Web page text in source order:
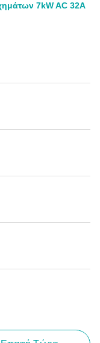
7kW AC 32A